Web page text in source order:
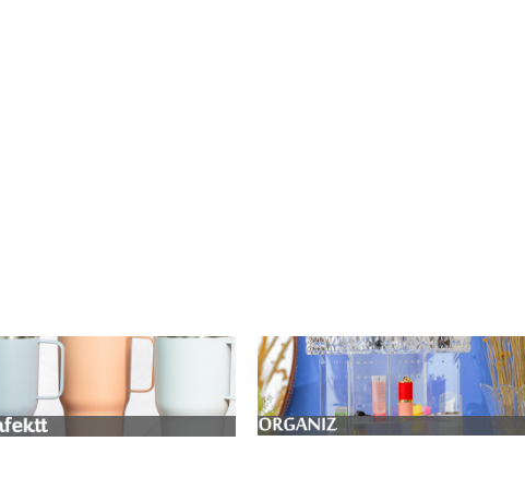
Confeitaria e Presente Acessórios inteligentes